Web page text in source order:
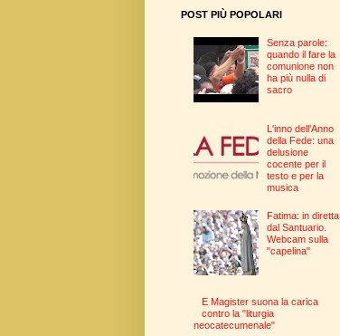
POST PIÙ POPOLARI
Senza parole:
quando il fare la
comunione non
ha più nulla di
sacro
L'inno dell'Anno
della Fede: una
delusione
cocente per il
testo e per la
musica
Fatima: in diretta
dal Santuario.
Webcam sulla
"capelina"
E Magister suona la carica
contro la "liturgia
neocatecumenale"